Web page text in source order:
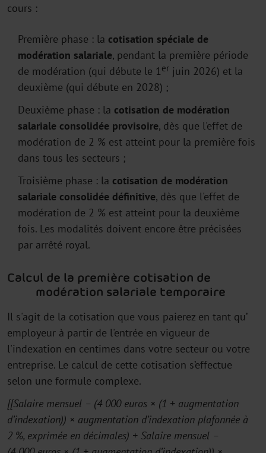
cours :
Première phase : la cotisation spéciale de
modération salariale, pendant la première période
de modération (qui débute le 1er juin 2026) et la
deuxième (qui débute en 2028) ;
Deuxième phase : la cotisation de modération
salariale consolidée provisoire, dès que l'effet de
modération de 2 % est atteint pour la première fois
dans tous les secteurs ;
Troisième phase : la cotisation de modération
salariale consolidée définitive, dès que l'effet de
modération de 2 % est atteint pour la deuxième
fois. Les modalités doivent encore être précisées
par arrêté royal.
Calcul de la première cotisation de
modération salariale temporaire
Il s'agit de la cotisation que vous paierez en tant qu’
employeur à partir de l'entrée en vigueur de
l'indexation en centimes dans votre secteur ou votre
entreprise. Le calcul de cette cotisation s’effectue
selon une formule complexe.
[[Salaire mensuel – (4 000 euros × (1 + augmentation
d’indexation)) × augmentation d’indexation plafonnée à
2 %, exprimée en décimales) + Salaire mensuel –